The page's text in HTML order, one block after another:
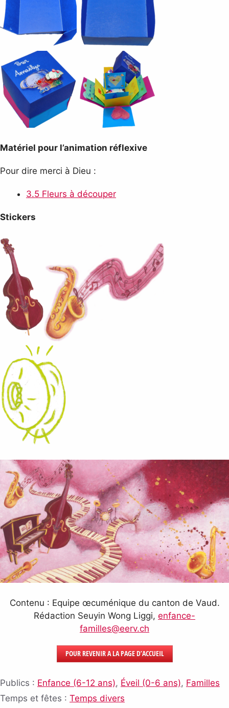
Matériel pour l’animation réflexive
Pour dire merci à Dieu :
3.5 Fleurs à découper
Stickers
Contenu : Equipe œcuménique du canton de Vaud.
Rédaction Seuyin Wong Liggi, enfance-
familles@eerv.ch
POUR REVENIR A LA PAGE D’ACCUEIL
Publics : Enfance (6-12 ans), Éveil (0-6 ans), Familles
Temps et fêtes : Temps divers